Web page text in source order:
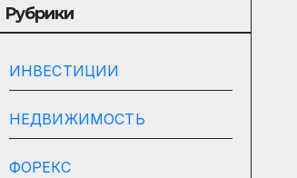
Рубрики
ИНВЕСТИЦИИ
НЕДВИЖИМОСТЬ
ФОРЕКС